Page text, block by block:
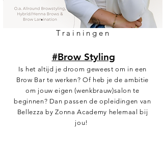
Trainingen
#Brow Styling
Is het altijd je droom geweest om in een
Brow Bar te werken? Of heb je de ambitie
om jouw eigen (wenkbrauw)salon te
beginnen? Dan passen de opleidingen van
Bellezza by Zonna Academy helemaal bij
jou!